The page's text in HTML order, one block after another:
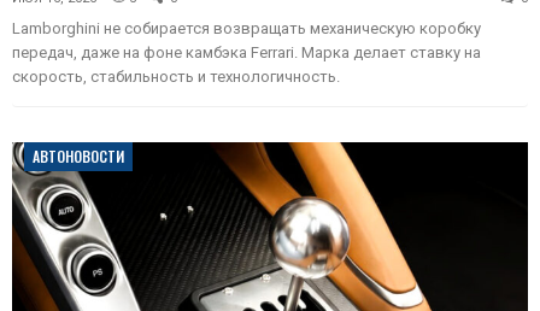
Lamborghini не собирается возвращать механическую коробку
передач, даже на фоне камбэка Ferrari. Марка делает ставку на
скорость, стабильность и технологичность.
АВТОНОВОСТИ